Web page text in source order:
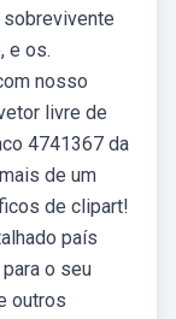
e os.
nosso
livre de
4741367 da
de um
de clipart!
país
o seu
outros